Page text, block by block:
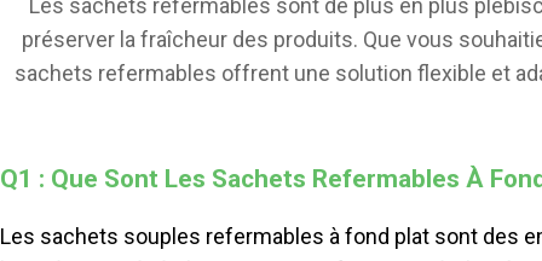
préserver la fraîcheur des produits. Que vous
sachets refermables offrent une solution flexible et
Q1 : Que Sont Les Sachets Refermables À
Les sachets souples refermables à fond plat sont des